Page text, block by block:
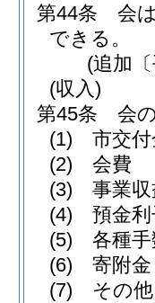
第44条
会
できる。
(追加
(収入)
第45条
会
(1)
市交
(2)
会費
(3)
事業
(4)
預金
(5)
各種
(6)
寄附金
(7)
その他